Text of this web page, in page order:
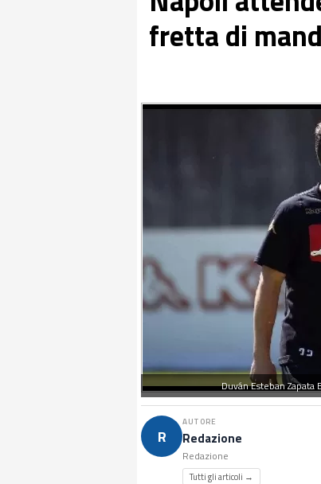
fretta di
Duván Esteban
R
AUTORE
Redazione
Redazione
Tutti gli articoli →